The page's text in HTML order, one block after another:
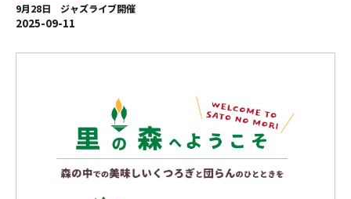
9月28日 ジャズライブ開催
2025-09-11